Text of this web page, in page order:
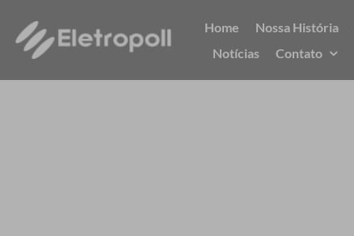
para
Home Nossa História
Notícias
Contato